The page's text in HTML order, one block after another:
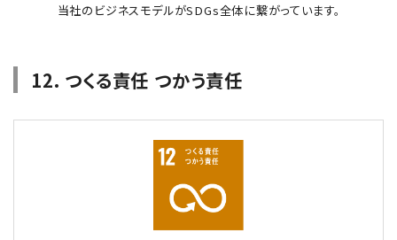
当社のビジネスモデルがSDGs全体に繋がっています。
12. つくる責任 つかう責任